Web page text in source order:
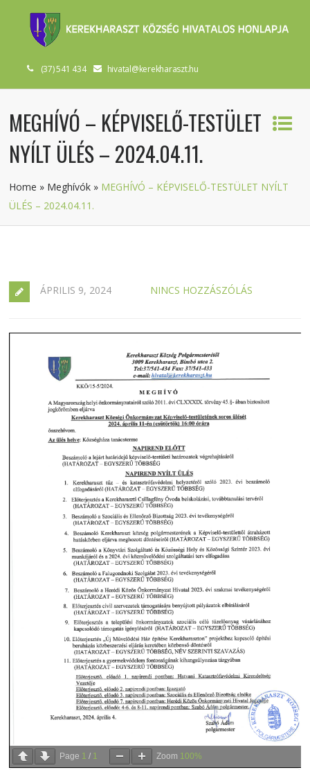
(37) 541 434 hivatal@kerekharaszt.hu
MEGHÍVÓ – KÉPVISELŐ-TESTÜLET
NYÍLT ÜLÉS – 2024.04.11.
Home » Meghívók » MEGHÍVÓ – KÉPVISELŐ-TESTÜLET NYÍLT
ÜLÉS – 2024.04.11.
ÁPRILIS 9, 2024 NINCS HOZZÁSZÓLÁS
Page 1 / 1 Zoom 100%